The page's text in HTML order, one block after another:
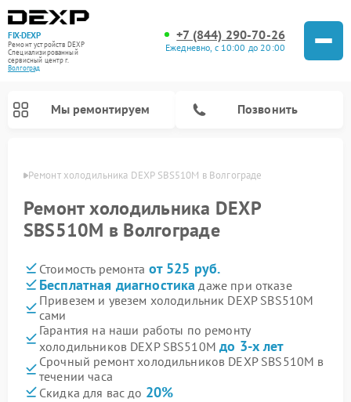
FIX-DEXP
Ремонт устройств DEXP
Специализированный
cервисный центр г.
Волгоград
+7 (844) 290-70-26
Ежедневно, с 10:00 до 20:00
Мы ремонтируем Позвонить
Ремонт холодильника DEXP SBS510M в Волгограде
Ремонт холодильника DEXP
SBS510M в Волгограде
Стоимость ремонта от 525 руб.
Бесплатная диагностика даже при отказе
Привезем и увезем холодильник DEXP SBS510M
сами
Гарантия на наши работы по ремонту
холодильников DEXP SBS510Mдо 3-х лет
Срочный ремонт холодильников DEXP SBS510M в
течении часа
Скидка для вас до 20%